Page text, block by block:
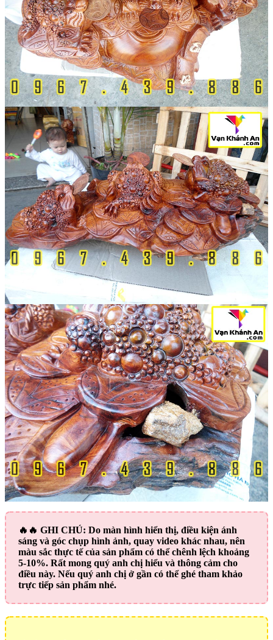
🔥🔥 GHI CHÚ: Do màn hình hiển thị, điều kiện ánh
sáng và góc chụp hình ảnh, quay video khác nhau, nên
màu sắc thực tế của sản phẩm có thể chênh lệch khoảng
5-10%. Rất mong quý anh chị hiểu và thông cảm cho
điều này. Nếu quý anh chị ở gần có thể ghé tham khảo
trực tiếp sản phẩm nhé.